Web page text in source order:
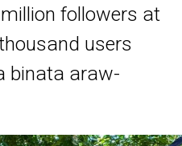
followers at
users
binata araw-